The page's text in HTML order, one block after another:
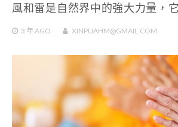
風和雷是自然界中的強大力量，
3 年 AGO XINPUAHM@GMAIL.COM